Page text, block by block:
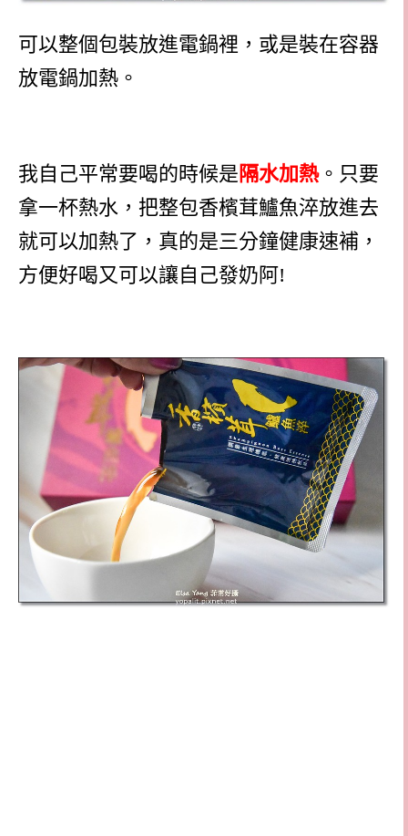
可以整個包裝放進電鍋裡，或是裝在容器
放電鍋加熱。
我自己平常要喝的時候是 隔水加熱。只要
拿一杯熱水，把整包香檳茸鱸魚淬放進去
就可以加熱了，真的是三分鐘健康速補，
方便好喝又可以讓自己發奶阿!